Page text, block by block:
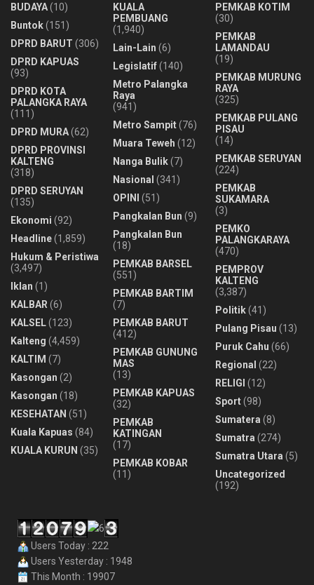
BUDAYA(10)
Buntok(151)
DPRD BARUT (306)
DPRD KAPUAS
(93)
DPRD KOTA
PALANGKA RAYA
(111)
DPRD MURA(62)
DPRD PROVINSI
KALTENG
(318)
DPRD SERUYAN
(135)
Ekonomi (92)
Headline(1,859)
Hukum & Peristiwa
(3,497)
Iklan (1)
KALBAR (6)
KALSEL(123)
Kalteng (4,459)
KALTIM (7)
Kasongan (2)
Kasongan (18)
KESEHATAN (51)
Kuala Kapuas (84)
KUALA KURUN (35)
KUALA
PEMBUANG
(1,940)
Lain-Lain (6)
Legislatif(140)
Metro Palangka
Raya
(941)
Metro Sampit(76)
Muara Teweh (12)
Nanga Bulik(7)
Nasional (341)
OPINI
(51)
Pangkalan Bun (9)
Pangkalan Bun
(18)
PEMKAB BARSEL
(551)
PEMKAB BARTIM
(7)
PEMKAB BARUT
(412)
PEMKAB GUNUNG
MAS
(13)
PEMKAB KAPUAS
(32)
PEMKAB
KATINGAN
(17)
PEMKAB KOBAR
(11)
PEMKAB KOTIM
(30)
PEMKAB
LAMANDAU
(19)
PEMKAB MURUNG
RAYA
(325)
PEMKAB PULANG
PISAU
(14)
PEMKAB SERUYAN
(224)
PEMKAB
SUKAMARA
(3)
PEMKO
PALANGKARAYA
(470)
PEMPROV
KALTENG
(3,387)
Politik(41)
Pulang Pisau (13)
Puruk Cahu (66)
Regional (22)
RELIGI (12)
Sport(98)
Sumatera (8)
Sumatra (274)
Sumatra Utara (5)
Uncategorized
(192)
Users Today : 222
Users Yesterday : 1948
This Month : 19907